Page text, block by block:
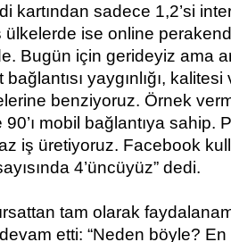
kartından sadece 1,2’si
ülkelerde ise online
Bugün için gerideyiz ama
yaygınlığı, kalitesi
benziyoruz. Örnek
mobil bağlantıya sahip.
iş üretiyoruz. Facebook
4’üncüyüz” dedi.
tam olarak
etti: “Neden böyle?